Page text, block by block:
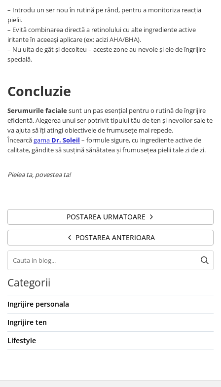
– Introdu un ser nou în rutină pe rând, pentru a monitoriza reacția
pielii.
– Evită combinarea directă a retinolului cu alte ingrediente active
iritante în aceeași aplicare (ex: acizi AHA/BHA).
– Nu uita de gât și decolteu – aceste zone au nevoie și ele de îngrijire
specială.
Concluzie
Serumurile facialesunt un pas esențial pentru o rutină de îngrijire
eficientă. Alegerea unui ser potrivit tipului tău de ten și nevoilor sale te
va ajuta să îți atingi obiectivele de frumusețe mai repede.
Încearcăgama Dr. Soleil – formule sigure, cu ingrediente active de
calitate, gândite să susțină sănătatea și frumusețea pielii tale zi de zi.
Pielea ta, povestea ta!
POSTAREA URMATOARE
POSTAREA ANTERIOARA
Categorii
Ingrijire personala
Ingrijire ten
Lifestyle